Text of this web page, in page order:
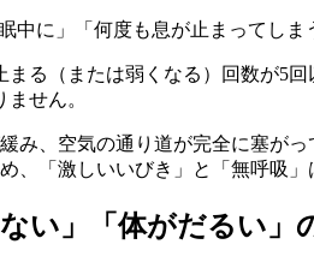
中に」「何度も息が止まってし
る（または弱くなる）回数が5
せん。
み、空気の通り道が完全に塞が
、
「激しいいびき」と「無呼吸
い」「体がだるい」